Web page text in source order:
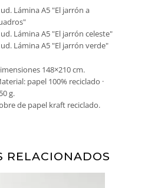
Lámina A5 "El jarrón a
Lámina A5 "El jarrón celeste"
Lámina A5 "El jarrón verde"
148×210 cm.
papel 100% reciclado ·
g.
de papel kraft reciclado.
RELACIONADOS